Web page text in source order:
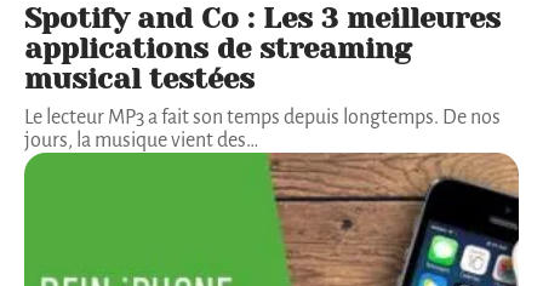
Spotify and Co : Les 3 meilleures
applications de streaming
musical testées
Le lecteur MP3 a fait son temps depuis longtemps. De nos
jours, la musique vient des…